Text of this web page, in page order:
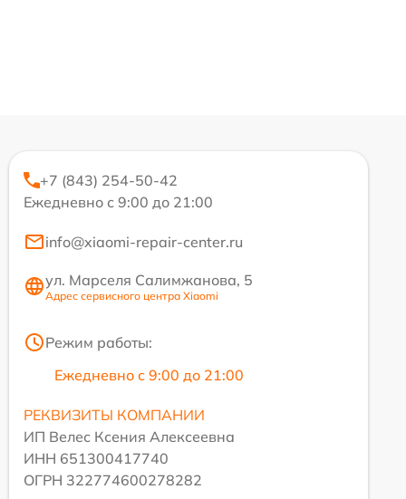
+7 (843) 254-50-42
Ежедневно с 9:00 до 21:00
info@xiaomi-repair-center.ru
ул. Марселя Салимжанова, 5
Адрес сервисного центра Xiaomi
Режим работы:
Ежедневно с 9:00 до 21:00
РЕКВИЗИТЫ КОМПАНИИ
ИП Велес Ксения Алексеевна
ИНН 651300417740
ОГРН 322774600278282